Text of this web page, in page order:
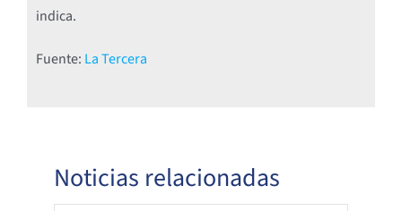
indica.
Fuente: La Tercera
Noticias relacionadas